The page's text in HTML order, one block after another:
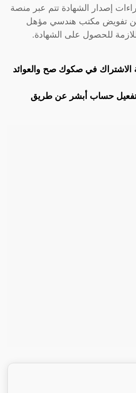
إصدار الشهادة تتم عبر منصة
تفويض مكتب هندسي مؤهل
للحصول على الشهادة.
الاشتراك في صكوك صح والعوائد
حساب أبشر عن طريق